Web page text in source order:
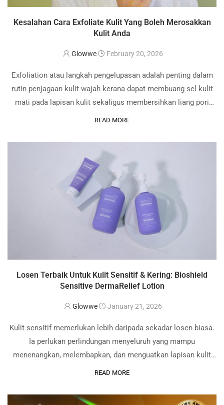
Kesalahan Cara Exfoliate Kulit Yang Boleh Merosakkan
Kulit Anda
Glowwe February 20, 2026
Exfoliation atau langkah pengelupasan adalah penting dalam
rutin penjagaan kulit wajah kerana dapat membuang sel kulit
mati pada lapisan kulit sekaligus membersihkan liang pori
yang tersumbat dan memberi kesan pencerahan pada kulit.
mengalami …
READ MORE
Losen Terbaik Untuk Kulit Sensitif & Kering: Bioshield
Sensitive DermaRelief Lotion
Glowwe January 21, 2026
Kulit sensitif memerlukan lebih daripada sekadar losen biasa.
Ia perlukan perlindungan menyeluruh yang mampu
menenangkan, melembapkan, dan menguatkan lapisan kulit
faktor cuaca atau …
READ MORE